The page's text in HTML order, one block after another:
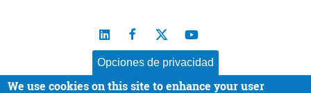
Opciones de privacidad
We use cookies on this site to enhance your user